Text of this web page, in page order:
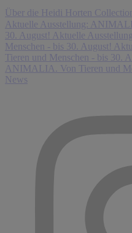
Über die Heidi Horten
Aktuelle Ausstellung:
30. August! Aktuelle
Menschen - bis 30. August!
Tieren und Menschen - bis 30.
ANIMALIA. Von Tieren und
News